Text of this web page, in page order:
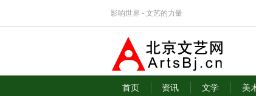
影响世界 - 文艺的力量
首页 资讯 文学 美